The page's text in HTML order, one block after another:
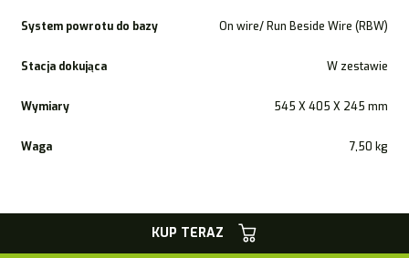
System powrotu do bazy On wire/ Run Beside Wire (RBW)
Stacja dokująca W zestawie
Wymiary 545 X 405 X 245 mm
Waga 7,50 kg
KUP TERAZ